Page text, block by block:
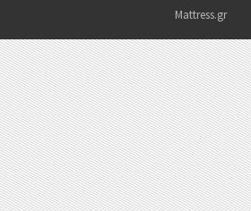
Mattress.gr